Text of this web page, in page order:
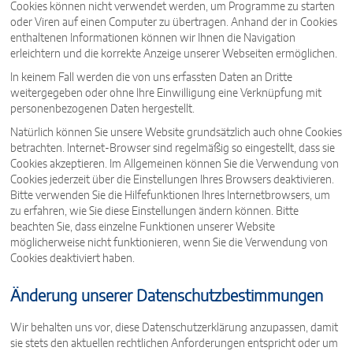
Cookies können nicht verwendet werden, um Programme zu starten
oder Viren auf einen Computer zu übertragen. Anhand der in Cookies
enthaltenen Informationen können wir Ihnen die Navigation
erleichtern und die korrekte Anzeige unserer Webseiten ermöglichen.
In keinem Fall werden die von uns erfassten Daten an Dritte
weitergegeben oder ohne Ihre Einwilligung eine Verknüpfung mit
personenbezogenen Daten hergestellt.
Natürlich können Sie unsere Website grundsätzlich auch ohne Cookies
betrachten. Internet-Browser sind regelmäßig so eingestellt, dass sie
Cookies akzeptieren. Im Allgemeinen können Sie die Verwendung von
Cookies jederzeit über die Einstellungen Ihres Browsers deaktivieren.
Bitte verwenden Sie die Hilfefunktionen Ihres Internetbrowsers, um
zu erfahren, wie Sie diese Einstellungen ändern können. Bitte
beachten Sie, dass einzelne Funktionen unserer Website
möglicherweise nicht funktionieren, wenn Sie die Verwendung von
Cookies deaktiviert haben.
Änderung unserer Datenschutzbestimmungen
Wir behalten uns vor, diese Datenschutzerklärung anzupassen, damit
sie stets den aktuellen rechtlichen Anforderungen entspricht oder um